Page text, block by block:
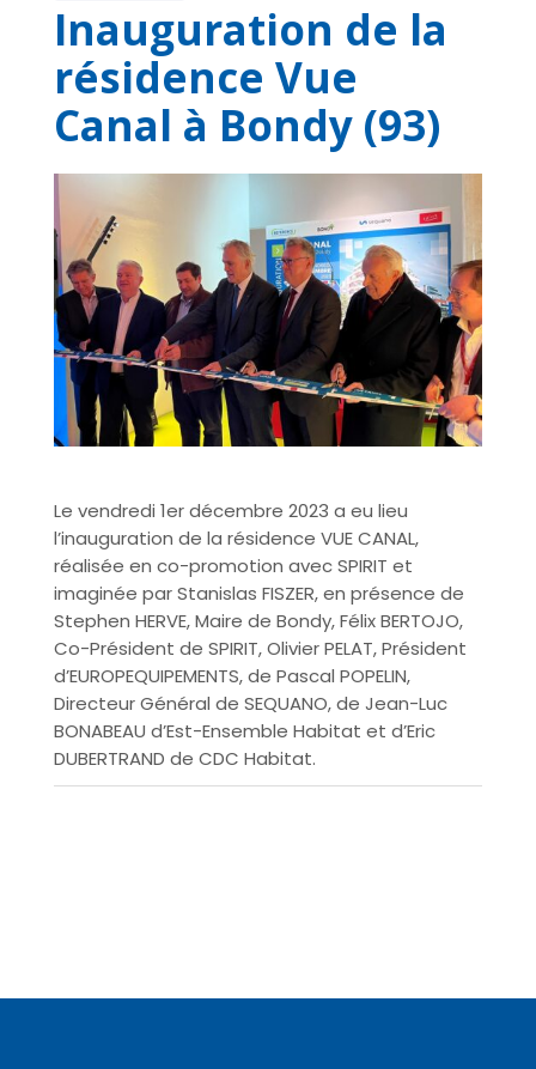
Inauguration de la
résidence Vue
Canal à Bondy (93)
Le vendredi 1er décembre 2023 a eu lieu
l’inauguration de la résidence VUE CANAL,
réalisée en co-promotion avec SPIRIT et
imaginée par Stanislas FISZER, en présence de
Stephen HERVE, Maire de Bondy, Félix BERTOJO,
Co-Président de SPIRIT, Olivier PELAT, Président
d’EUROPEQUIPEMENTS, de Pascal POPELIN,
Directeur Général de SEQUANO, de Jean-Luc
BONABEAU d’Est-Ensemble Habitat et d’Eric
DUBERTRAND de CDC Habitat.